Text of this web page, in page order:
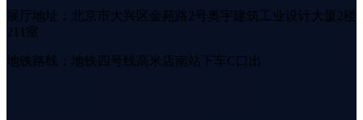
展厅地址：北京市大兴区金苑路2号奥宇建筑工业设计大厦2楼
211室
地铁路线：地铁四号线高米店南站下车C口出